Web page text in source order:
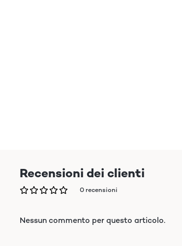
Recensioni dei clienti
0 recensioni
Nessun commento per questo articolo.